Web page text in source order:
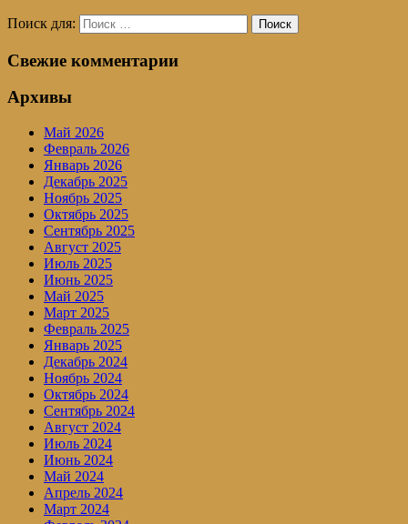
Поиск для: Поиск
Свежие комментарии
Архивы
Май 2026
Февраль 2026
Январь 2026
Декабрь 2025
Ноябрь 2025
Октябрь 2025
Сентябрь 2025
Август 2025
Июль 2025
Июнь 2025
Май 2025
Март 2025
Февраль 2025
Январь 2025
Декабрь 2024
Ноябрь 2024
Октябрь 2024
Сентябрь 2024
Август 2024
Июль 2024
Июнь 2024
Май 2024
Апрель 2024
Март 2024